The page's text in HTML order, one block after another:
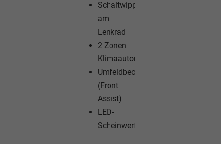
Schaltwippen
am
Lenkrad
2 Zonen
Klimaautomatik
Umfeldbeobachtungssystem
(Front
Assist)
LED-
Scheinwerfer